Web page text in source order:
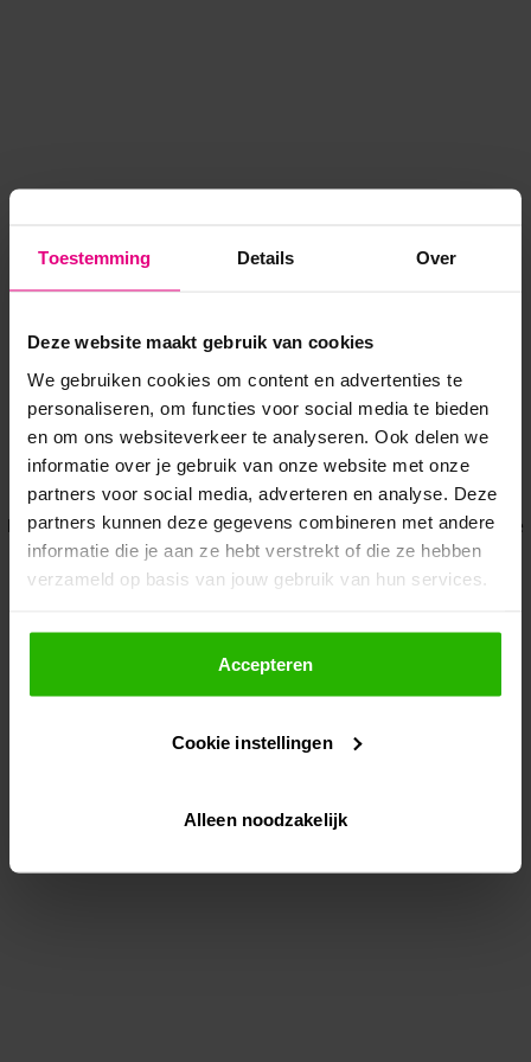
Toestemming Details Over
Deze website maakt gebruik van cookies
We gebruiken cookies om content en advertenties te
personaliseren, om functies voor social media te bieden
en om ons websiteverkeer te analyseren. Ook delen we
informatie over je gebruik van onze website met onze
partners voor social media, adverteren en analyse. Deze
partners kunnen deze gegevens combineren met andere
informatie die je aan ze hebt verstrekt of die ze hebben
verzameld op basis van jouw gebruik van hun services.
Als je op "Accepteer" klikt, dan geef je Voordeeluitjes.nl
toestemming om cookies voor social media en
gepersonaliseerde advertenties te plaatsen.
Lees hier meer over in onsprivacybeleid
Via "Cookie instellingen" kun je ook zelf instellen welke
Accepteren
Cookie instellingen
Alleen noodzakelijk
Application error: a client-side exception has occurred while
loadingwww.voordeeluitjes.nl (see the browser console for more
information).